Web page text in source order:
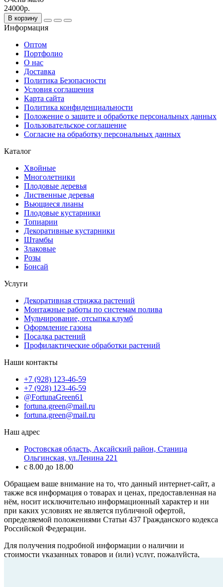
24000р.
В корзину
Информация
Оптом
Портфолио
О нас
Доставка
Политика Безопасности
Условия соглашения
Карта сайта
Политика конфиденциальности
Положение о защите и обработке персональных данных
Пользовательское соглашение
Согласие на обработку персональных данных
Каталог
Хвойные
Многолетники
Плодовые деревья
Лиственные деревья
Вьющиеся лианы
Плодовые кустарники
Топиарии
Декоративные кустарники
Штамбы
Злаковые
Розы
Бонсай
Услуги
Декоративная стрижка растений
Монтажные работы по системам полива
Мульчирование, отсыпка клумб
Оформление газона
Посадка растений
Профилактические обработки растений
Наши контакты
+7 (928) 123-46-59
+7 (928) 123-46-59
@FortunaGreen61
fortuna.green@mail.ru
fortuna.green@mail.ru
Наш адрес
Ростовская область, Аксайский район, Станица
Ольгинская, ул.Ленина 221
с 8.00 до 18.00
Обращаем ваше внимание на то, что данный интернет-сайт, а
также вся информация о товарах и ценах, предоставленная на
нём, носит исключительно информационный характер и ни
при каких условиях не является публичной офертой,
определяемой положениями Статьи 437 Гражданского кодекса
Российской Федерации.
Для получения подробной информации о наличии и
стоимости указанных товаров и (или) услуг, пожалуйста,